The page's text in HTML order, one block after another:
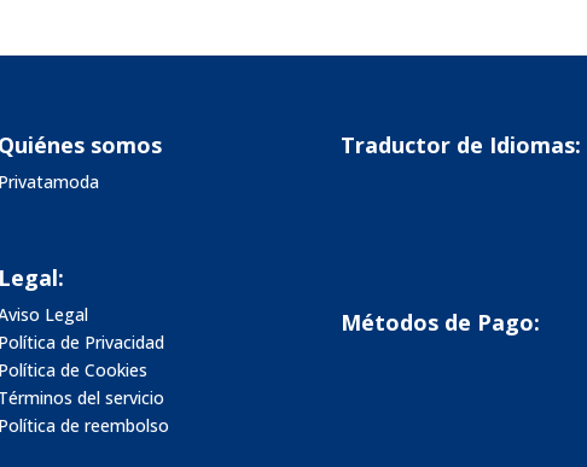
Quiénes somos
Privatamoda
Legal:
Legal
Política de Privacidad
Política de Cookies
Términos del servicio
Política de reembolso
Traductor de Idiomas:
Métodos de Pago: